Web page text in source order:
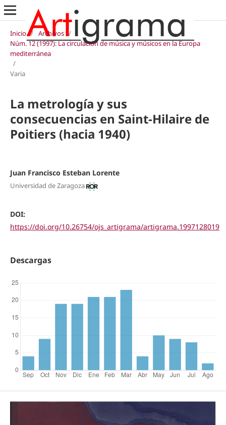
Inicio / Archivos /
Núm. 12 (1997): La circulación de música y músicos en la Europa
mediterránea
/
Varia
La metrología y sus
consecuencias en Saint-Hilaire de
Poitiers (hacia 1940)
Juan Francisco Esteban Lorente
Universidad de Zaragoza
DOI:
https://doi.org/10.26754/ojs_artigrama/artigrama.1997128019
Descargas